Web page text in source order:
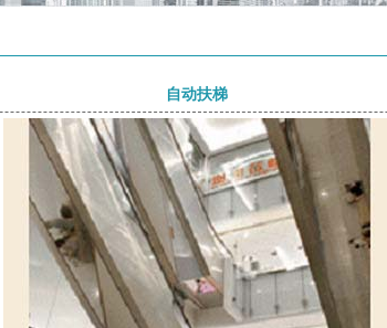
自动扶梯